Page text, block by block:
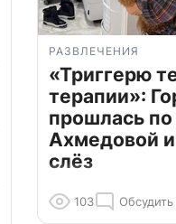
РАЗВЛЕЧЕНИЯ
«Триггерю
терапии»:
прошлась по
Ахмедовой
слёз
103 Обсудить